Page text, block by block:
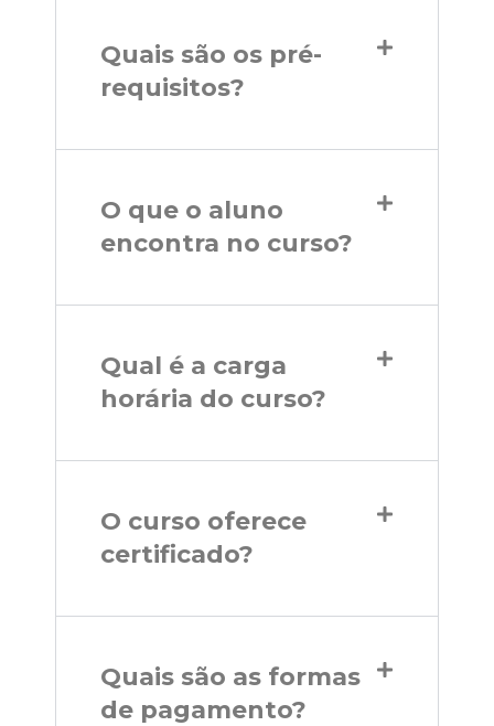
Quais são os pré-
requisitos?
O que o aluno
encontra no curso?
Qual é a carga
horária do curso?
O curso oferece
certificado?
Quais são as formas
de pagamento?